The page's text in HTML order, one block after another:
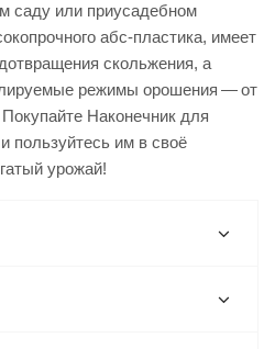
саду или приусадебном
абс-пластика, имеет
скольжения, а
режимы орошения — от
Наконечник для
пользуйтесь им в своё
урожай!